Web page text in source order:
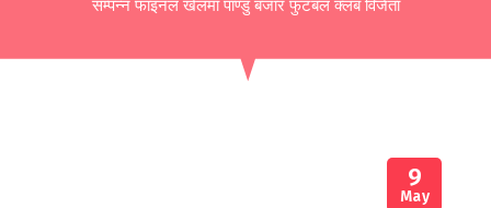
सम्पन्न फाइनल खेलमा पाण्डु बजार फुटबल क्लब विजेता
9
May